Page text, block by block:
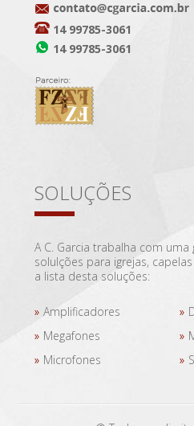
14 99785-3061
14 99785-3061
SOLUÇÕES
A C. Garcia trabalha com
solulções para igrejas,
a lista desta soluções:
Amplificadores
Megafones
Microfones